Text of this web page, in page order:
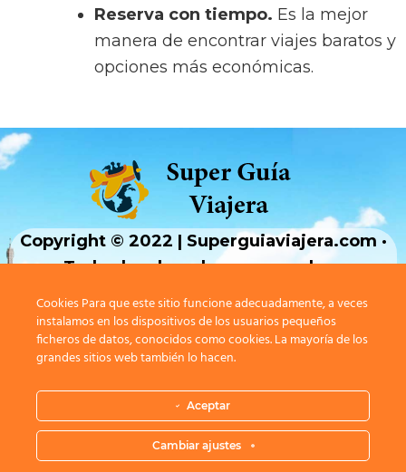
Reserva con tiempo. Es la mejor
manera de encontrar viajes baratos y
opciones más económicas.
Copyright © 2022 | Superguiaviajera.com ·
Todos los derechos reservados ·
Aviso Legal |Política de privavidad|Política
de cookies |Contacto
Cookies Para que este sitio funcione adecuadamente, a veces
instalamos en los dispositivos de los usuarios pequeños
ficheros de datos, conocidos como cookies. La mayoría de los
grandes sitios web también lo hacen.
Aceptar
Cambiar ajustes